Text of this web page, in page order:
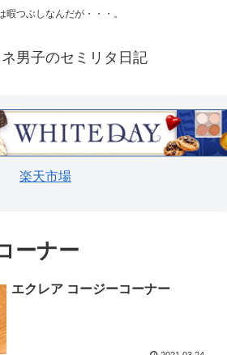
暇つぶしなんだが・・・。
男子のセミリタ日記
楽天市場
ーナー
エクレア コージーコーナー